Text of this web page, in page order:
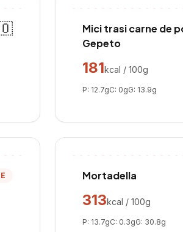
Mici trasi carne de
Gepeto
181kcal / 100g
P: 12.7gC: 0gG: 13.9g
Mortadella
313kcal / 100g
P: 13.7gC: 0.3gG: 30.8g